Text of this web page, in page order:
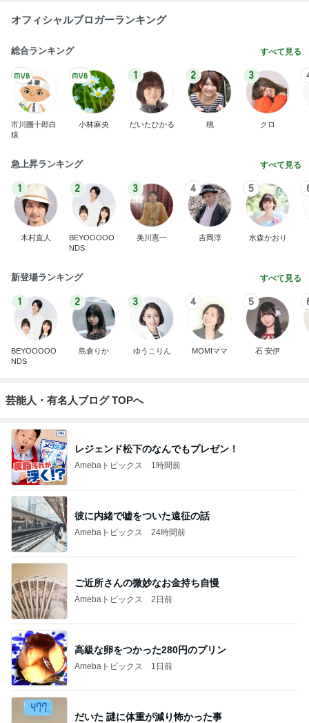
オフィシャルブロガーランキング
総合ランキング すべて見る
市川團十郎白
猿
小林麻央
1
だいたひかる
2
桃
3
クロ
急上昇ランキング すべて見る
1
木村直人
2
BEYOOOOO
NDS
3
美川憲一
4
吉岡淳
5
水森かおり
新登場ランキング すべて見る
1
BEYOOOOO
NDS
2
島倉りか
3
ゆうこりん
4
MOMIママ
5
石 安伊
芸能人・有名人ブログ TOPへ
レジェンド松下のなんでもプレゼン！
Amebaトピックス 1時間前
彼に内緒で嘘をついた遠征の話
Amebaトピックス 24時間前
ご近所さんの微妙なお金持ち自慢
Amebaトピックス 2日前
高級な卵をつかった280円のプリン
Amebaトピックス 1日前
だいた 謎に体重が減り怖かった事